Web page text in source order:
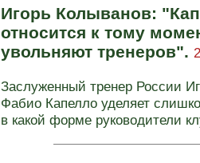
Игорь Колыванов:
относится к тому
увольняют тренеров".
Заслуженный тренер России
Фабио Капелло уделяет
в какой форме руководители